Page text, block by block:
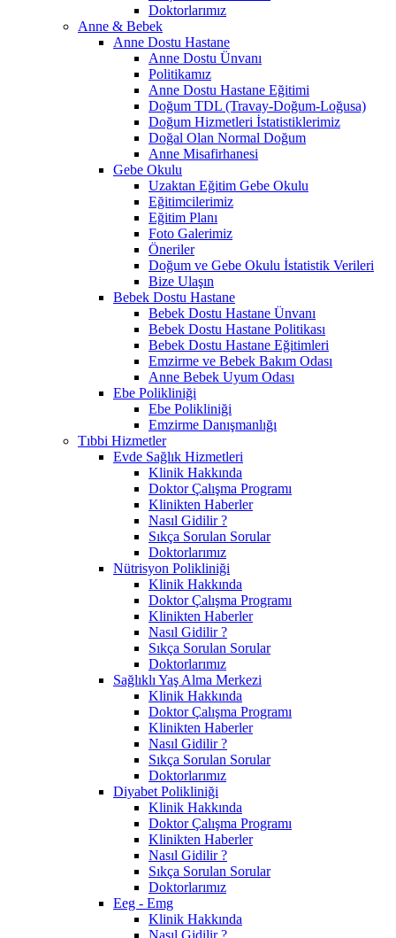
Doktorlarımız
Anne & Bebek
Anne Dostu Hastane
Anne Dostu Ünvanı
Politikamız
Anne Dostu Hastane Eğitimi
Doğum TDL (Travay-Doğum-Loğusa)
Doğum Hizmetleri İstatistiklerimiz
Doğal Olan Normal Doğum
Anne Misafirhanesi
Gebe Okulu
Uzaktan Eğitim Gebe Okulu
Eğitimcilerimiz
Eğitim Planı
Foto Galerimiz
Öneriler
Doğum ve Gebe Okulu İstatistik Verileri
Bize Ulaşın
Bebek Dostu Hastane
Bebek Dostu Hastane Ünvanı
Bebek Dostu Hastane Politikası
Bebek Dostu Hastane Eğitimleri
Emzirme ve Bebek Bakım Odası
Anne Bebek Uyum Odası
Ebe Polikliniği
Ebe Polikliniği
Emzirme Danışmanlığı
Tıbbi Hizmetler
Evde Sağlık Hizmetleri
Klinik Hakkında
Doktor Çalışma Programı
Klinikten Haberler
Nasıl Gidilir ?
Sıkça Sorulan Sorular
Doktorlarımız
Nütrisyon Polikliniği
Klinik Hakkında
Doktor Çalışma Programı
Klinikten Haberler
Nasıl Gidilir ?
Sıkça Sorulan Sorular
Doktorlarımız
Sağlıklı Yaş Alma Merkezi
Klinik Hakkında
Doktor Çalışma Programı
Klinikten Haberler
Nasıl Gidilir ?
Sıkça Sorulan Sorular
Doktorlarımız
Diyabet Polikliniği
Klinik Hakkında
Doktor Çalışma Programı
Klinikten Haberler
Nasıl Gidilir ?
Sıkça Sorulan Sorular
Doktorlarımız
Eeg - Emg
Klinik Hakkında
Nasıl Gidilir ?